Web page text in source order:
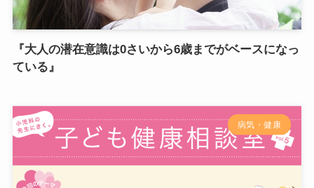
『大人の潜在意識は0さいから6歳までがベースになっ
ている』
病気・健康